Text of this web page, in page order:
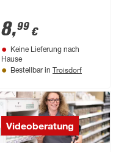
8,99 €
Keine Lieferung nach
Hause
Bestellbar in Troisdorf
Videoberatung